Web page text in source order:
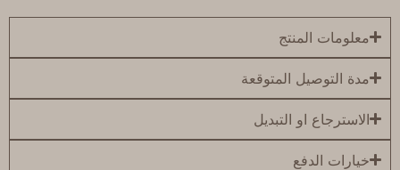
معلومات المنتج
مدة التوصيل المتوقعة
الاسترجاع او التبديل
خيارات الدفع